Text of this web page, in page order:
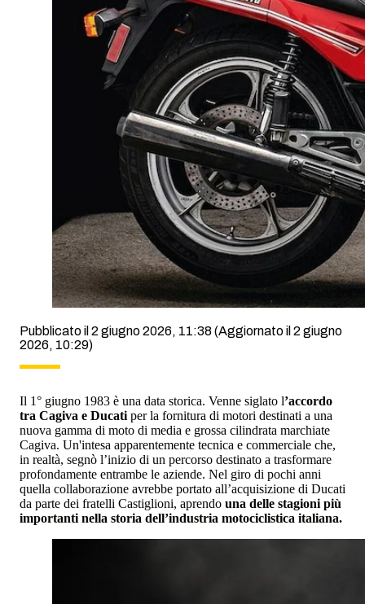
Pubblicato il 2 giugno 2026, 11:38(Aggiornato il 2 giugno
2026, 10:29)
Il 1° giugno 1983 è una data storica. Venne siglato l’accordo
tra Cagiva e Ducati per la fornitura di motori destinati a una
nuova gamma di moto di media e grossa cilindrata marchiate
Cagiva. Un'intesa apparentemente tecnica e commerciale che,
in realtà, segnò l’inizio di un percorso destinato a trasformare
profondamente entrambe le aziende. Nel giro di pochi anni
quella collaborazione avrebbe portato all’acquisizione di Ducati
da parte dei fratelli Castiglioni, aprendo una delle stagioni più
importanti nella storia dell’industria motociclistica italiana.